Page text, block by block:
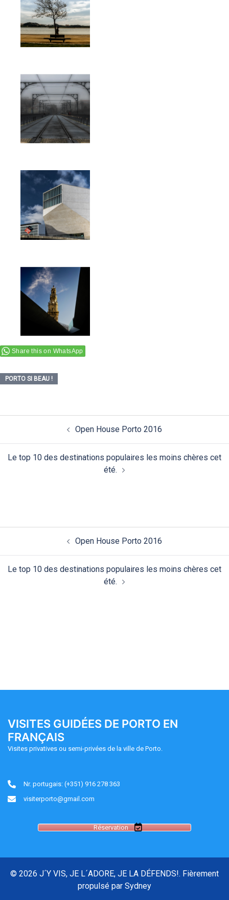
Share this on WhatsApp
PORTO SI BEAU !
Open House Porto 2016
Le top 10 des destinations populaires les moins chères cet
été.
Open House Porto 2016
Le top 10 des destinations populaires les moins chères cet
été.
VISITES GUIDÉES DE PORTO EN
FRANÇAIS
Visites privatives ou semi-privées de la ville de Porto.
Nr. portugais: (+351) 916 278 363
visiterporto@gmail.com
Réservation
© 2026 J´Y VIS, JE L´ADORE, JE LA DÉFENDS!. Fièrement
propulsé par Sydney